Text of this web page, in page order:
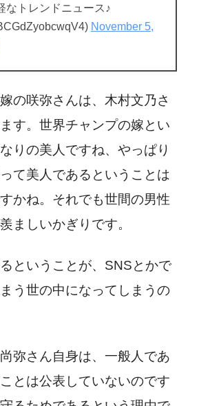
トレンドニュース♪
November 5,
の咲弥さんは、木村文乃さ
す。世界チャンプの嫁とい
りの美人ですね、やっぱり
て美人であるということは
かね。それでも世間の男性
ましいかぎりです。
ということが、SNSとかで
う世の中になってしまうの
弥さん自身は、一般人であ
とは公表していないのです